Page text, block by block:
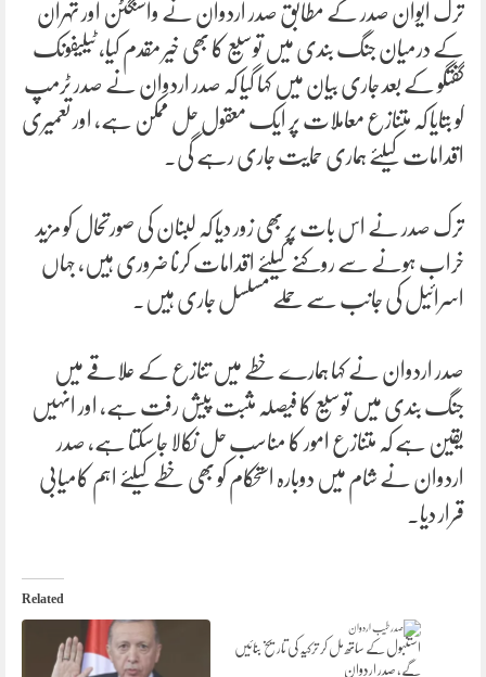
ترک ایوان صدر کے مطابق صدر اردوان نے واشنگٹن اور تہران
کے درمیان جنگ بندی میں توسیع کا بھی خیر مقدم کیا، ٹیلیفونک
گفتگو کے بعد جاری بیان میں کہا گیا کہ صدر اردوان نے صدر ٹرمپ
کو بتایا کہ متنازع معاملات پر ایک معقول حل ممکن ہے، اور تعمیری
اقدامات کیلئے ہماری حمایت جاری رہے گی۔
ترک صدر نے اس بات پر بھی زور دیا کہ لبنان کی صورتحال کو مزید
خراب ہونے سے روکنے کیلئے اقدامات کرنا ضروری ہیں، جہاں
اسرائیل کی جانب سے حملے مسلسل جاری ہیں۔
صدر اردوان نے کہا ہمارے خطے میں تنازع کے علاقے میں
جنگ بندی میں توسیع کا فیصلہ مثبت پیش رفت ہے، اور انہیں
یقین ہے کہ متنازع امور کا مناسب حل نکالا جا سکتا ہے، صدر
اردوان نے شام میں دوبارہ استحکام کو بھی خطے کیلئے اہم کامیابی
قرار دیا۔
Related
استنبول کے ساتھ مل کر ترکیہ کی تاریخ بنائیں
گے، صدر اردوان